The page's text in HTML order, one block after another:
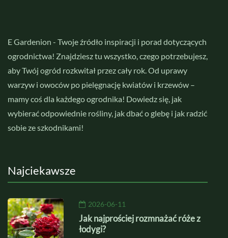
E Gardenion - Twoje źródło inspiracji i porad dotyczących
ogrodnictwa! Znajdziesz tu wszystko, czego potrzebujesz,
aby Twój ogród rozkwitał przez cały rok. Od uprawy
warzyw i owoców po pielęgnację kwiatów i krzewów –
mamy coś dla każdego ogrodnika! Dowiedz się, jak
wybierać odpowiednie rośliny, jak dbać o glebę i jak radzić
sobie ze szkodnikami!
Najciekawsze
2026-06-11
Jak najprościej rozmnażać róże z
łodygi?